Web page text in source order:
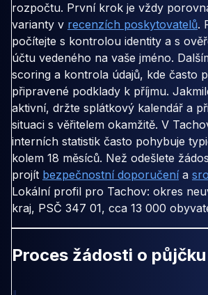
rozpočtu. První krok je vždy
varianty v recenzích poskytovatelů.
počítejte s kontrolou identity a s
účtu vedeného na vaše jméno.
scoring a kontrola údajů, kde často
připravené podklady k příjmu.
aktivní, držte splátkový kalendář a
situaci s věřitelem okamžitě. V
interních statistik často pohybuje
kolem 18 měsíců. Než odešlete
projít bezpečnostní doporučenía
Lokální profil pro Tachov: okres
kraj, PSČ 347 01, cca 13 000
Proces žádosti o půjčku